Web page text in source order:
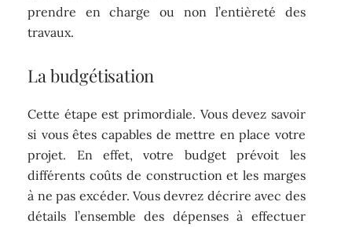
prendre en charge ou non l’entièreté des
travaux.
La budgétisation
Cette étape est primordiale. Vous devez savoir
si vous êtes capables de mettre en place votre
projet. En effet, votre budget prévoit les
différents coûts de construction et les marges
à ne pas excéder. Vous devrez décrire avec des
détails l’ensemble des dépenses à effectuer